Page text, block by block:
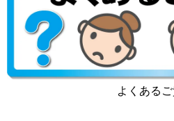
よくある